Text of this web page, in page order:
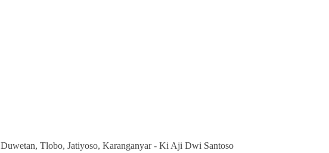
Duwetan, Tlobo, Jatiyoso, Karanganyar - Ki Aji Dwi Santoso